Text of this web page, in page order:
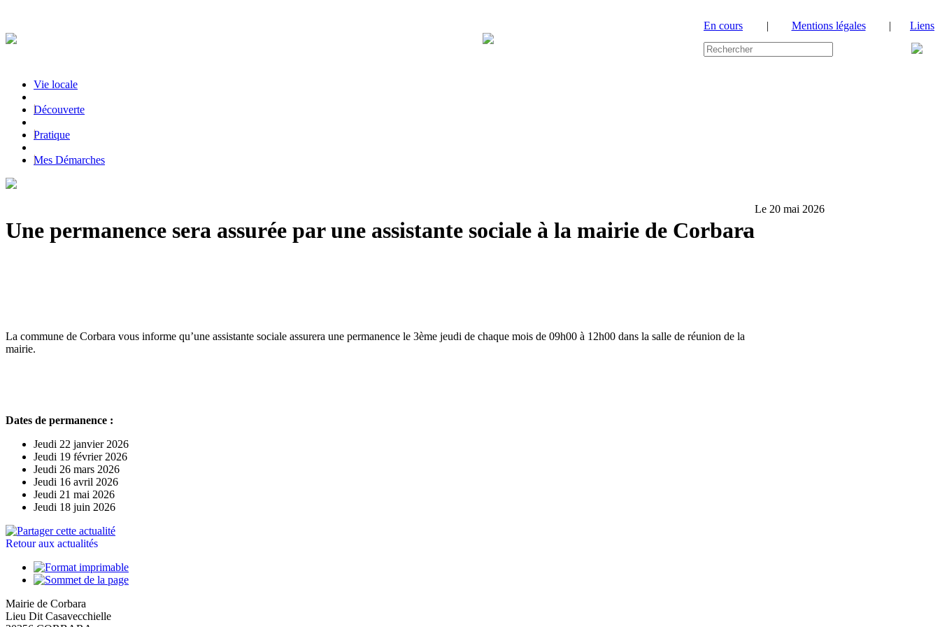
En cours | Mentions légales | Liens
Vie locale
|Découverte
|Pratique
|Mes Démarches
Une permanence sera assurée par une assistante sociale à la mairie de Corbara
Le 20 mai 2026
La commune de Corbara vous informe qu’une assistante sociale assurera une permanence le 3ème jeudi de chaque mois de 09h00 à 12h00 dans la salle de réunion de la
mairie.
Dates de permanence :
Jeudi 22 janvier 2026
Jeudi 19 février 2026
Jeudi 26 mars 2026
Jeudi 16 avril 2026
Jeudi 21 mai 2026
Jeudi 18 juin 2026
Retour aux actualités
Mairie de Corbara
Lieu Dit Casavecchielle